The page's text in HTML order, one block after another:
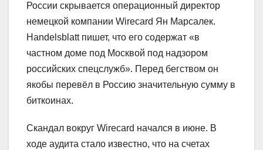
России скрывается операционный директор
немецкой компании Wirecard Ян Марсалек.
Handelsblatt пишет, что его содержат «в
частном доме под Москвой под надзором
российских спецслужб». Перед бегством он
якобы перевёл в Россию значительную сумму в
биткоинах.
Скандал вокруг Wirecard начался в июне. В
ходе аудита стало известно, что на счетах